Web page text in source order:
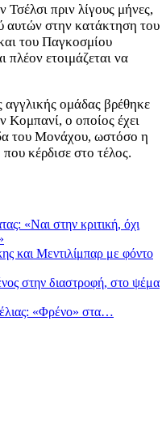
πριν λίγους μήνες,
αυτών στην κατάκτηση του
του Παγκοσμίου
πλέον ετοιμάζεται να
ομάδας βρέθηκε
Κομπανί, ο οποίος έχει
του Μονάχου, ωστόσο η
κέρδισε στο τέλος.
«Ναι στην κριτική, όχι
και Μεντιλίμπαρ με φόντο
στην διαστροφή, στο ψέμα
«Φρένο» στα…